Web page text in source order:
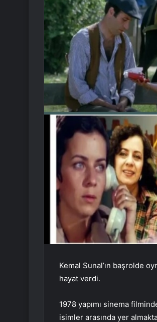
Kemal Sunal’ın başrolde
hayat verdi.
1978 yapımı sinema
isimler arasında yer